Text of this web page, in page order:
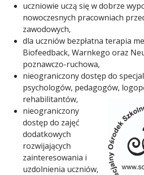
uczniowie uczą się w dobrze
nowoczesnych pracowniach
zawodowych,
dla uczniów bezpłatna terapia
Biofeedback, Warnkego oraz
poznawczo-ruchowa,
nieograniczony dostęp do
psychologów, pedagogów,
rehabilitantów,
nieograniczony
dostęp do zajęć
dodatkowych
rozwijających
zainteresowania i
uzdolnienia uczniów,